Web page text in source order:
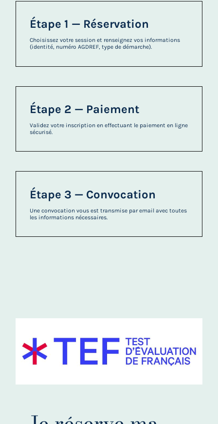
Étape 1 — Réservation
Choisissez votre session et renseignez vos informations
(identité, numéro AGDREF, type de démarche).
Étape 2 — Paiement
Validez votre inscription en effectuant le paiement en ligne
sécurisé.
Étape 3 — Convocation
Une convocation vous est transmise par email avec toutes
les informations nécessaires.